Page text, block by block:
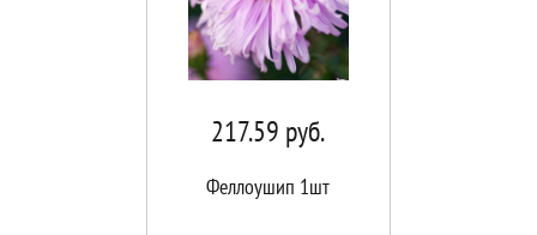
217.59 руб.
Феллоушип 1шт